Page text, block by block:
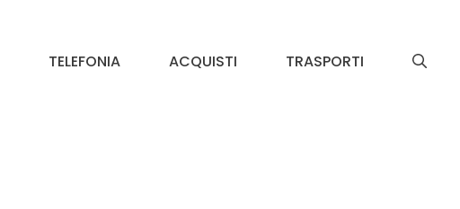
TELEFONIA ACQUISTI TRASPORTI